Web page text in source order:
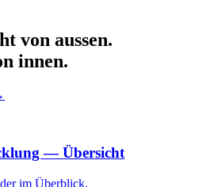
von aussen.
innen.
— Übersicht
im Überblick.